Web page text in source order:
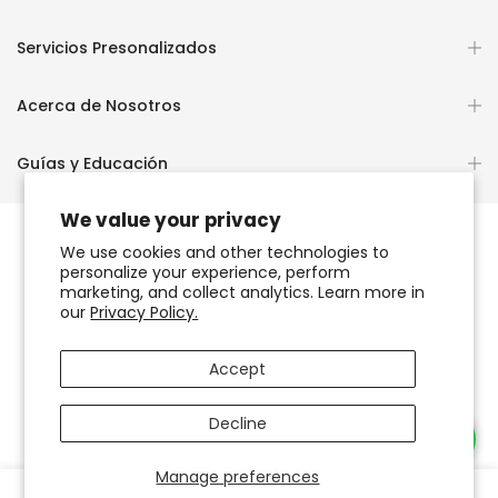
We value your privacy
We use cookies and other technologies to
personalize your experience, perform
marketing, and collect analytics. Learn more in
ourPrivacy Policy.
Manage preferences
Accept
Decline
Servicios Presonalizados
Acerca de Nosotros
Guías y Educación
Copyright © 2026 OCHUN JOYEROS®
Accesibilidad del sitio web
0 0
Necesitas Ayuda?